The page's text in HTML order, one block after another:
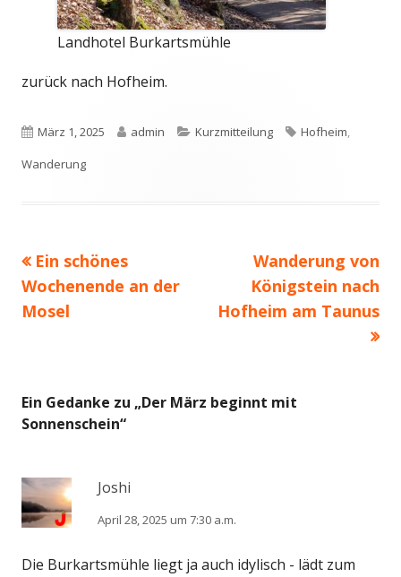
Landhotel Burkartsmühle
zurück nach Hofheim.
Veröffentlicht
am
März 1, 2025 Autor
admin Kategorien
Kurzmitteilung Schlagwörter
Hofheim,
Wanderung
Beitragsnavigation
Vorheriger
Beitrag:
Ein schönes
Wochenende an der
Mosel
Nächster
Beitrag
Wanderung von
Königstein nach
Hofheim am Taunus
Ein Gedanke zu „Der März beginnt mit
Sonnenschein“
Joshi
April 28, 2025 um 7:30 a.m.
Die Burkartsmühle liegt ja auch idylisch - lädt zum